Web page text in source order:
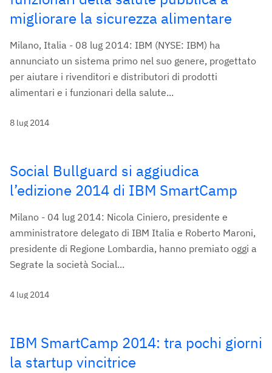
migliorare la sicurezza alimentare
Milano, Italia - 08 lug 2014: IBM (NYSE: IBM) ha
annunciato un sistema primo nel suo genere, progettato
per aiutare i rivenditori e distributori di prodotti
alimentari e i funzionari della salute...
8 lug 2014
Social Bullguard si aggiudica
l’edizione 2014 di IBM SmartCamp
Milano - 04 lug 2014: Nicola Ciniero, presidente e
amministratore delegato di IBM Italia e Roberto Maroni,
presidente di Regione Lombardia, hanno premiato oggi a
Segrate la società Social...
4 lug 2014
IBM SmartCamp 2014: tra pochi giorni
la startup vincitrice